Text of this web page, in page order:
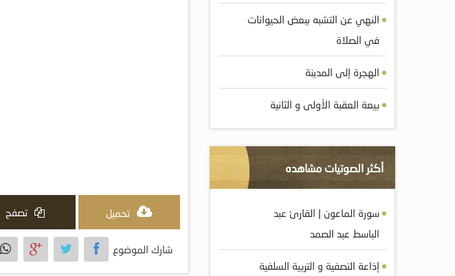
تحميل تصفح
شارك الموضوع
النهي عن التشبه ببعض الحيوانات
في الصلاة
الهجرة إلى المدينة
بيعة العقبة الأولى و الثانية
أكثر الصوتيات مشاهده
سورة الماعون | القارئ عبد
الباسط عبد الصمد
إذاعة التصفية و التربية السلفية